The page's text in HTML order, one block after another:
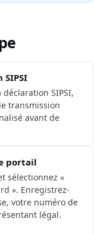
déclaration SIPSI,
transmission
avant de
portail
sélectionnez «
». Enregistrez-
votre numéro de
légal.